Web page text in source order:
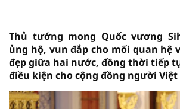
Thủ tướng mong Quốc vương
ủng hộ, vun đắp cho mối quan hệ
đẹp giữa hai nước, đồng thời tiếp
điều kiện cho cộng đồng người